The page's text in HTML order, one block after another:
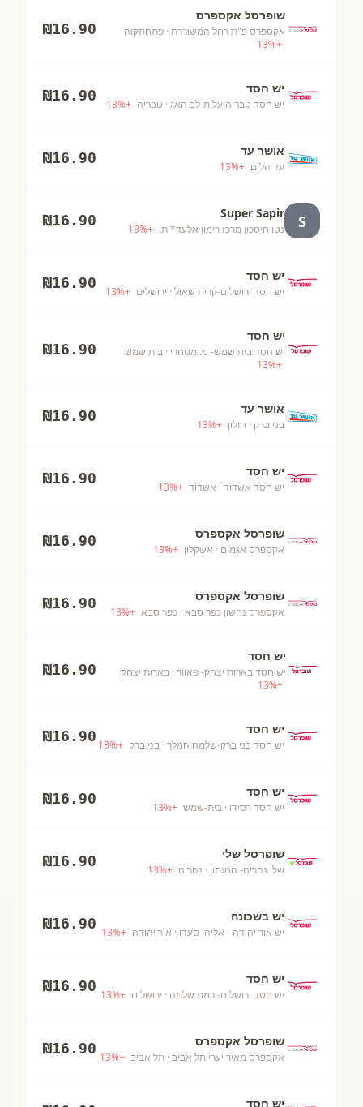
שופרסל אקספרס
אקספרס פ"ת רחל המשוררת · פתחתקוה
+
13%
₪16.90
יש חסד
יש חסד טבריה עלית-לב האג · טבריה +
13%
₪16.90
אושר עד
עד הלום +
13%
₪16.90
S
Super Sapir
נטו חיסכון מרכז רימון אלעד* ת. +
13%
₪16.90
יש חסד
יש חסד ירושלים-קרית שאול · ירושלים +
13%
₪16.90
יש חסד
יש חסד בית שמש- מ. מסחרי · בית שמש
+
13%
₪16.90
אושר עד
בני ברק · חולון +
13%
₪16.90
יש חסד
יש חסד אשדוד · אשדוד +
13%
₪16.90
שופרסל אקספרס
אקספרס אגמים · אשקלון +
13%
₪16.90
שופרסל אקספרס
אקספרס נחשון כפר סבא · כפר סבא +
13%
₪16.90
יש חסד
יש חסד בארות יצחק- פאוור · בארות יצחק
+
13%
₪16.90
יש חסד
יש חסד בני ברק-שלמה המלך · בני ברק +
13%
₪16.90
יש חסד
יש חסד רסידו · בית-שמש +
13%
₪16.90
שופרסל שלי
שלי נהריה- הגעתון · נהריה +
13%
₪16.90
יש בשכונה
יש אור יהודה - אליהו סעדו · אור יהודה +
13%
₪16.90
יש חסד
יש חסד ירושלים- רמת שלמה · ירושלים +
13%
₪16.90
שופרסל אקספרס
אקספרס מאיר יערי תל אביב · תל אביב +
13%
₪16.90
יש חסד